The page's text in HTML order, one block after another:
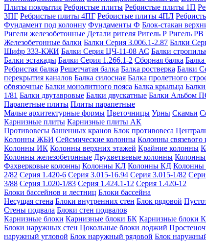
Плиты покрытия Ребристые плиты Ребристые плиты 1П
3ПГ Ребристые плиты 4ПГ Ребристые плиты 4ПЛ
Фундамент под колонну Фундаменты Ф Блок-стакан
Ригели железобетонные Детали ригеля Ригель Р Ригель РВ
Железобетонные балки Балки Серия 3.006.1-2.87 Балки
Шифр 333-КЖИ Балки Серия ЦЧ-11-08 АС Балки
Балки эстакады Балки Серия 1.266.1-2 Сборная балка
Ребристая балка Решетчатая балка Балка ростверка Балки
перекрытия каналов Балка силосная Балка пролетного
обвязочные Балки монолитного пояса Балка крыльца
1/81 Балки двутавровые Балки двускатные Балки Альбом
Парапетные плиты Плиты парапетные
Малые архитектурные формы Цветочницы Урны Скамьи
Карнизные плиты Карнизные плиты АК
Противовесы башенных кранов Блок противовеса
Колонны ЖБИ Сейсмические колонны Колонны связевого
Колонны ИК Колонны верхних этажей Крайние колонны
Колонны железобетонные Двухветвевые колонны
Фахверковые колонны Колонны КЛ Колонны КД
2/82 Серия 1.420-6 Серия 3.015-16.94 Серия 3.015-1/82
3/88 Серия 1.020-1/83 Серия 1.424.1-12 Серия 1.420-12
Блоки бассейнов и лестниц Блоки бассейна
Несущая стена Блоки внутренних стен Блок рядовой
Стены подвала Блоки стен подвалов
Карнизные блоки Карнизные блоки БК Карнизные блоки
Блоки наружных стен Цокольные блоки лоджий
наружный угловой Блок наружный рядовой Блок